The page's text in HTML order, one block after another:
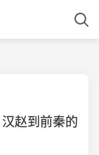
赵到前秦的